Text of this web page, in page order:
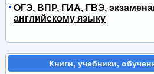
ОГЭ, ВПР, ГИА, ГВЭ,
английскому языку
Книги, учебники,